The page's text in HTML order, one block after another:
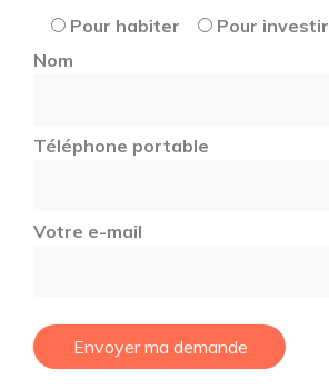
Pour habiter
Pour investir
Nom
Téléphone portable
Votre e-mail
Envoyer ma demande